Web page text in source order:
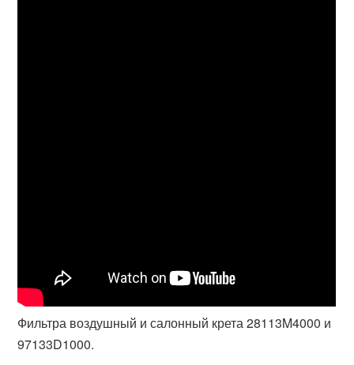
Фильтра воздушный и салонный крета 28113M4000 и
97133D1000.